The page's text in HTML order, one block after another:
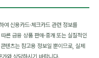
여 신용카드·체크카드 관련 정보를
른 금융 상품 판매·중개 또는 실질적인
텐츠는 참고용 정보일 뿐이므로, 실제